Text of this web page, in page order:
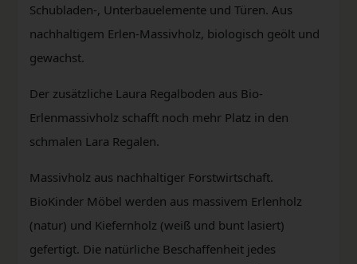
Schubladen-, Unterbauelemente und Türen. Aus
nachhaltigem Erlen-Massivholz, biologisch geölt und
gewachst.
Der zusätzliche Laura Regalboden aus Bio-
Erlenmassivholz schafft noch mehr Platz in den
schmalen Lara Regalen.
Massivholz aus nachhaltiger Forstwirtschaft.
BioKinder Möbel werden aus massivem Erlenholz
(natur) und Kiefernholz (weiß und bunt lasiert)
gefertigt. Die natürliche Beschaffenheit jedes